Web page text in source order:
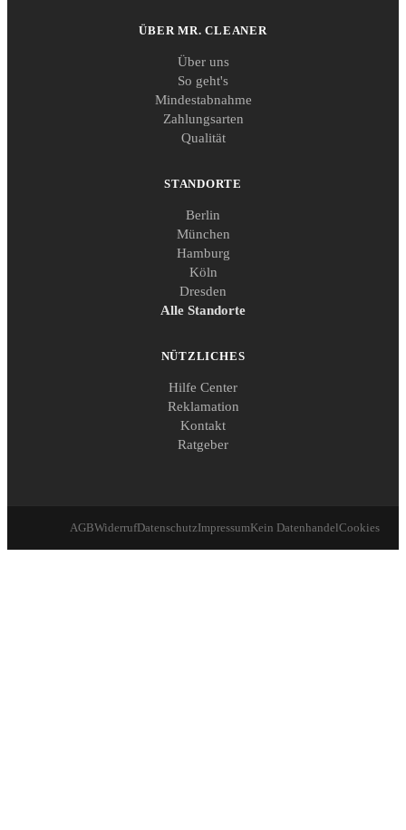
ÜBER MR. CLEANER
Über uns
So geht's
Mindestabnahme
Zahlungsarten
Qualität
STANDORTE
Berlin
München
Hamburg
Köln
Dresden
Alle Standorte
NÜTZLICHES
Hilfe Center
Reklamation
Kontakt
Ratgeber
AGBWiderrufDatenschutzImpressumKein DatenhandelCookies